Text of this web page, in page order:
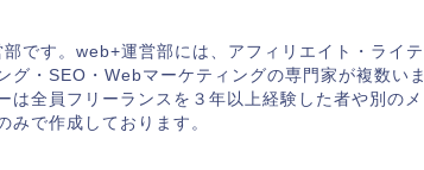
です。web+運営部には、アフィリエイト・ライテ
グ・SEO・Webマーケティングの専門家が複数いま
は全員フリーランスを３年以上経験した者や別のメ
みで作成しております。